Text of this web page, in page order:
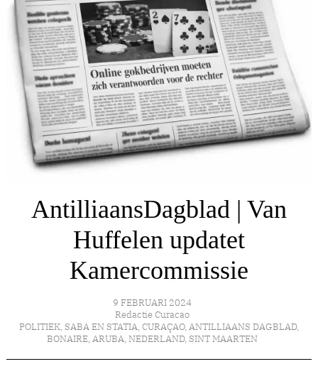
AntilliaansDagblad | Van
Huffelen updatet
Kamercommissie
9 FEBRUARI 2024
Redactie Curacao
POLITIEK, SABA EN STATIA, CURAÇAO, ANTILLIAANS DAGBLAD,
BONAIRE, ARUBA, NEDERLAND, SINT MAARTEN